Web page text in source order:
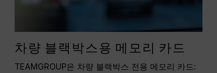
차량 블랙박스용 메모리 카드
TEAMGROUP은 차량 블랙박스 전용 메모리 카드: